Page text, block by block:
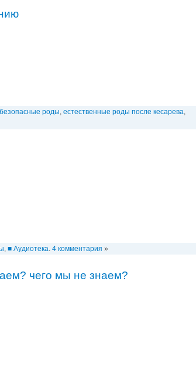
безопасные роды, естественные роды после кесарева,
, ■ Аудиотека. 4 комментария »
чего мы не знаем?